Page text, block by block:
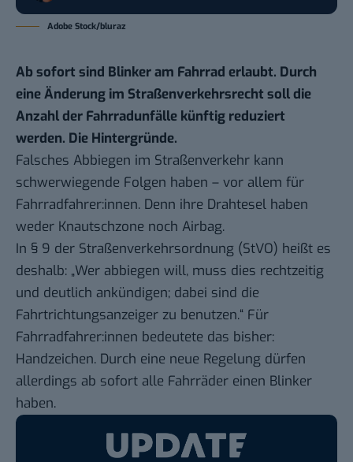
Adobe Stock/bluraz
Ab sofort sind Blinker am Fahrrad erlaubt. Durch
eine Änderung im Straßenverkehrsrecht soll die
Anzahl der Fahrradunfälle künftig reduziert
werden. Die Hintergründe.
Falsches Abbiegen im Straßenverkehr kann
schwerwiegende Folgen haben – vor allem für
Fahrradfahrer:innen. Denn ihre Drahtesel haben
weder Knautschzone noch Airbag.
In § 9 der Straßenverkehrsordnung (StVO) heißt es
deshalb: „Wer abbiegen will, muss dies rechtzeitig
und deutlich ankündigen; dabei sind die
Fahrtrichtungsanzeiger zu benutzen.“ Für
Fahrradfahrer:innen bedeutete das bisher:
Handzeichen. Durch eine neue Regelung dürfen
allerdings ab sofort alle Fahrräder einen Blinker
haben.